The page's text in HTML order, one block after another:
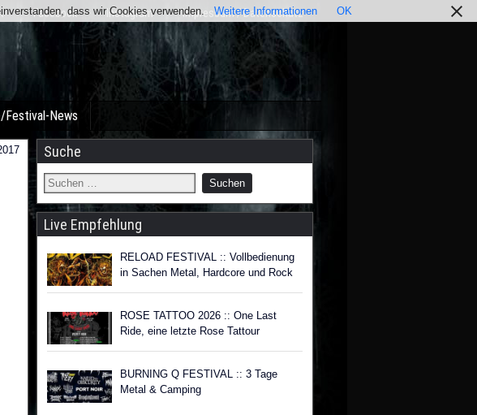
Facebook Instagram Impressum / Datenschutz
Festival-News
Suche
Live Empfehlung
RELOAD FESTIVAL :: Vollbedienung
in Sachen Metal, Hardcore und Rock
ROSE TATTOO 2026 :: One Last
Ride, eine letzte Rose Tattour
BURNING Q FESTIVAL :: 3 Tage
Metal & Camping
dass wir Cookies verwenden. Weitere Informationen OK